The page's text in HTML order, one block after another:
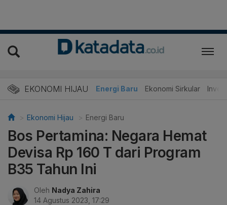
EKONOMI HIJAU Energi Baru Ekonomi Sirkular
Ekonomi Hijau Energi Baru
Bos Pertamina: Negara Hemat
Devisa Rp 160 T dari Program
B35 Tahun Ini
Oleh Nadya Zahira
14 Agustus 2023, 17:29